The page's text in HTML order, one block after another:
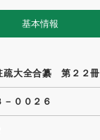
基本情報
疏大全合纂 第２２冊
－００２６